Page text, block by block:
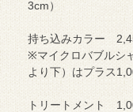
3cm）
持ち込みカラー
※マイクロバブルシ
より下）はプラス
トリートメント